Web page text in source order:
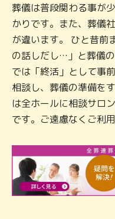
葬儀は普段関わる事が
かりです。また、葬儀
が違います。 ひと昔
の話しだし…」と葬儀
では「終活」として事
相談し、葬儀の準備を
は全ホールに相談サロ
です。ご遠慮なくご利用